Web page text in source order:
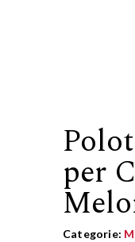
per
Categorie: